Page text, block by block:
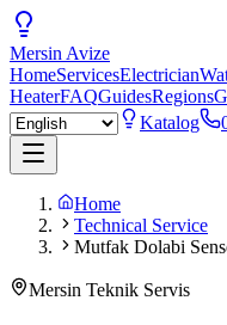
Mersin Avize
HomeServicesElectrician
HeaterFAQGuidesRegions
Katalog
Home
Technical Service
Mutfak Dolabi
Mersin Teknik Servis